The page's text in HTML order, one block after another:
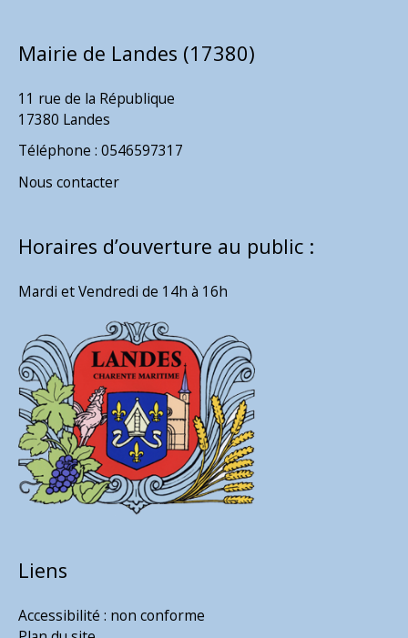
Mairie de Landes (17380)
11 rue de la République
17380 Landes
Téléphone : 0546597317
Nous contacter
Horaires d’ouverture au public :
Mardi et Vendredi de 14h à 16h
Liens
Accessibilité : non conforme